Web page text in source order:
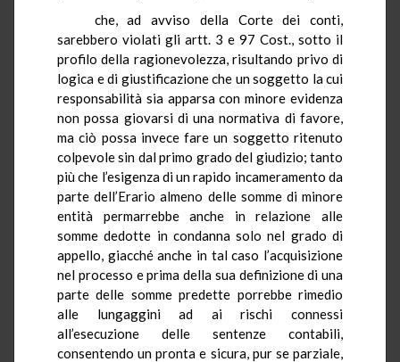
che, ad avviso della Corte dei conti,
sarebbero violati gli artt. 3 e 97 Cost., sotto il
profilo della ragionevolezza, risultando privo di
logica e di giustificazione che un soggetto la cui
responsabilità sia apparsa con minore evidenza
non possa giovarsi di una normativa di favore,
ma ciò possa invece fare un soggetto ritenuto
colpevole sin dal primo grado del giudizio; tanto
più che l’esigenza di un rapido incameramento da
parte dell’Erario almeno delle somme di minore
entità permarrebbe anche in relazione alle
somme dedotte in condanna solo nel grado di
appello, giacché anche in tal caso l’acquisizione
nel processo e prima della sua definizione di una
parte delle somme predette porrebbe rimedio
alle lungaggini ad ai rischi connessi
all’esecuzione delle sentenze contabili,
consentendo un pronta e sicura, pur se parziale,